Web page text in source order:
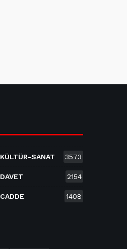
KÜLTÜR-SANAT 3573
DAVET 2154
CADDE 1408